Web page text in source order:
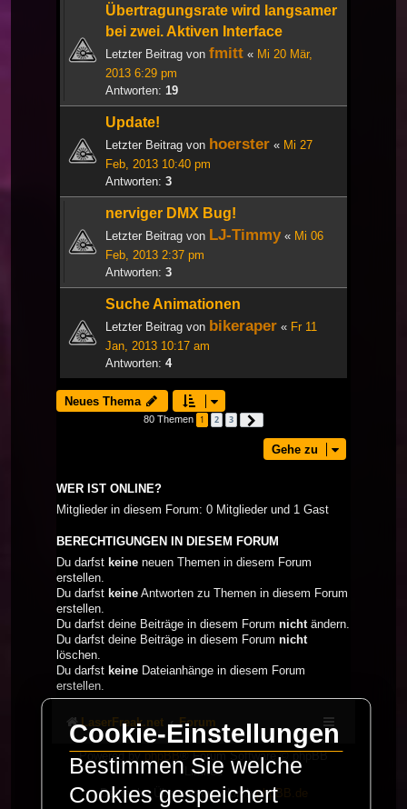
Übertragungsrate wird langsamer
bei zwei. Aktiven Interface
Letzter Beitrag von fmitt « Mi 20 Mär,
2013 6:29 pm
Antworten: 19
Update!
Letzter Beitrag von hoerster « Mi 27
Feb, 2013 10:40 pm
Antworten: 3
nerviger DMX Bug!
Letzter Beitrag von LJ-Timmy« Mi 06
Feb, 2013 2:37 pm
Antworten: 3
Suche Animationen
Letzter Beitrag von bikeraper « Fr 11
Jan, 2013 10:17 am
Antworten: 4
Neues Thema
80 Themen 1 2 3
Gehe zu
WER IST ONLINE?
Mitglieder in diesem Forum: 0 Mitglieder und 1 Gast
BERECHTIGUNGEN IN DIESEM FORUM
Du darfst keine neuen Themen in diesem Forum
erstellen.
Du darfst keine Antworten zu Themen in diesem Forum
erstellen.
Du darfst deine Beiträge in diesem Forum nichtändern.
Du darfst deine Beiträge in diesem Forum nicht
löschen.
Du darfst keine Dateianhänge in diesem Forum
erstellen.
LaserFreak.net Forum
Powered byphpBB® Forum Software © phpBB
Limited
Deutsche Übersetzung durchphpBB.de
Cookie-Einstellungen
Bestimmen Sie welche
Cookies gespeichert